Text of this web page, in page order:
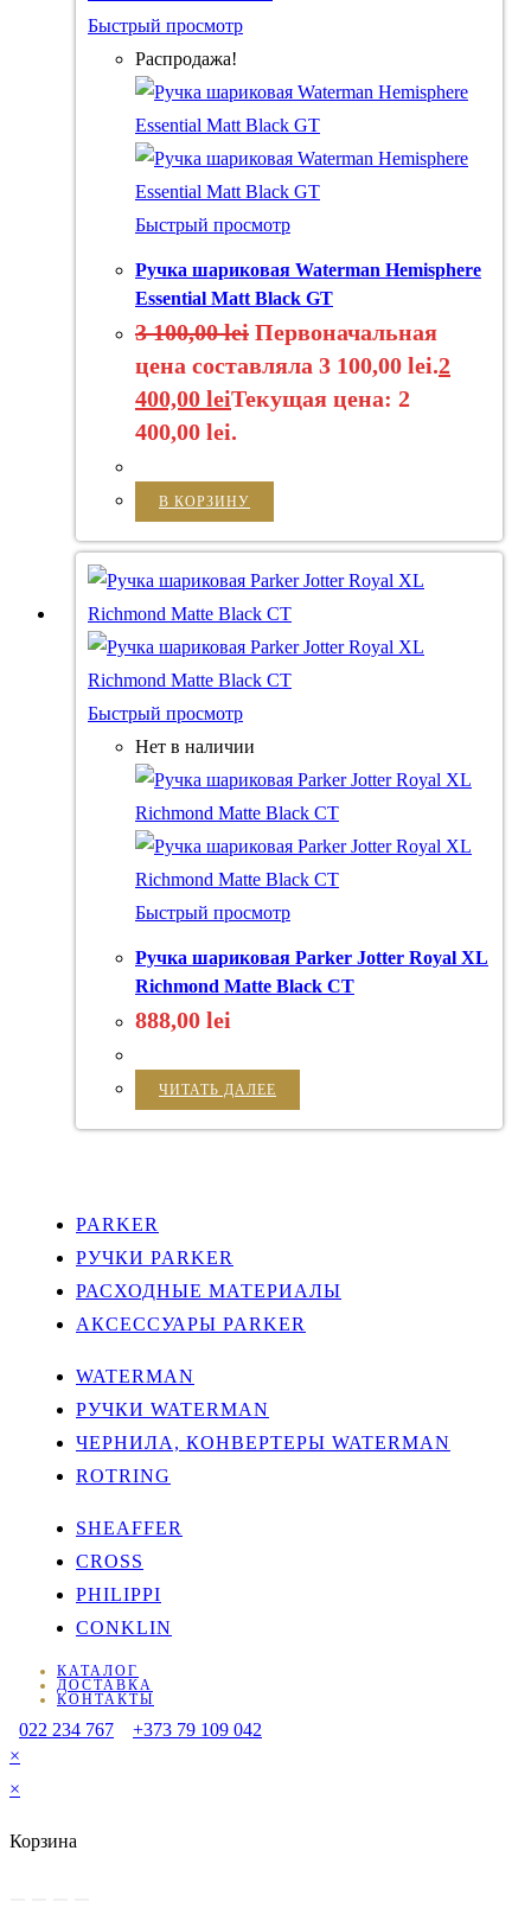
Быстрый просмотр
Распродажа!
Быстрый просмотр
Ручка шариковая Waterman Hemisphere
Essential Matt Black GT
3 100,00lei Первоначальная
цена составляла 3 100,00 lei.2
400,00 leiТекущая цена: 2
400,00 lei.
В КОРЗИНУ
Быстрый просмотр
Нет в наличии
Быстрый просмотр
Ручка шариковая Parker Jotter Royal XL
Richmond Matte Black CT
888,00 lei
ЧИТАТЬ ДАЛЕЕ
PARKER
РУЧКИ PARKER
РАСХОДНЫЕ МАТЕРИАЛЫ
АКСЕССУАРЫ PARKER
WATERMAN
РУЧКИ WATERMAN
ЧЕРНИЛА, КОНВЕРТЕРЫ WATERMAN
ROTRING
SHEAFFER
CROSS
PHILIPPI
CONKLIN
КАТАЛОГ
ДОСТАВКА
КОНТАКТЫ
022 234 767
+373 79 109 042
×
×
Корзина